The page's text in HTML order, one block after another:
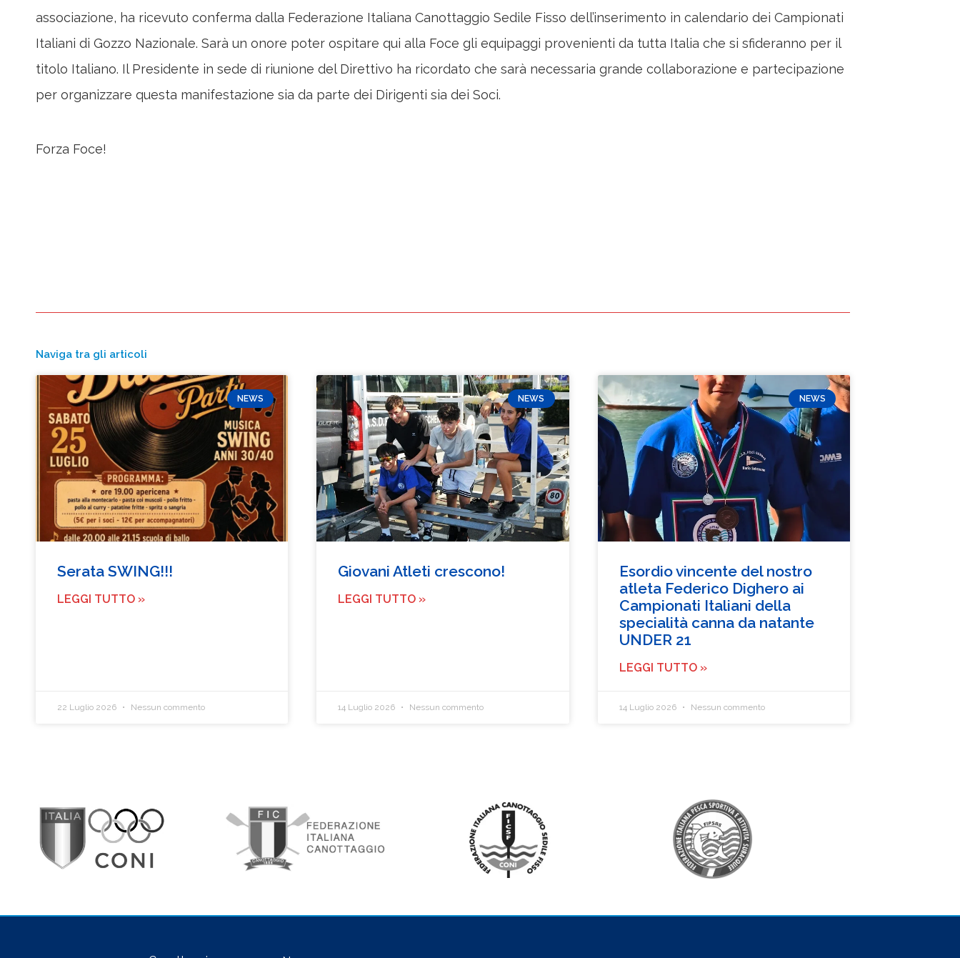
associazione, ha ricevuto conferma dalla Federazione Italiana Canottaggio Sedile Fisso dell’inserimento in calendario dei Campionati
Italiani di Gozzo Nazionale. Sarà un onore poter ospitare qui alla Foce gli equipaggi provenienti da tutta Italia che si sfideranno per il
titolo Italiano. Il Presidente in sede di riunione del Direttivo ha ricordato che sarà necessaria grande collaborazione e partecipazione
per organizzare questa manifestazione sia da parte dei Dirigenti sia dei Soci.
Forza Foce!
Naviga tra gli articoli
NEWS
Serata SWING!!!
LEGGI TUTTO »
22 Luglio 2026 Nessun commento
NEWS
Giovani Atleti crescono!
LEGGI TUTTO »
14 Luglio 2026 Nessun commento
NEWS
Esordio vincente del nostro
atleta Federico Dighero ai
Campionati Italiani della
specialità canna da natante
UNDER 21
LEGGI TUTTO »
14 Luglio 2026 Nessun commento